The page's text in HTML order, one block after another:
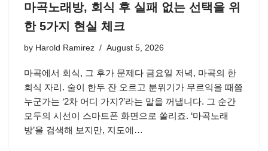
마곡노래방, 회식 후 실패 없는 선택을 위
한 5가지 현실 체크
by Harold Ramirez August 5, 2026
마곡에서 회식, 그 후가 문제다 금요일 저녁, 마곡의 한
회식 자리. 술이 한두 잔 오르고 분위기가 무르익을 때쯤
누군가는 ‘2차 어디 가지?’라는 말을 꺼냅니다. 그 순간
모두의 시선이 스마트폰 화면으로 쏠리죠. ‘마곡노래
방’을 검색해 보지만, 지도에…